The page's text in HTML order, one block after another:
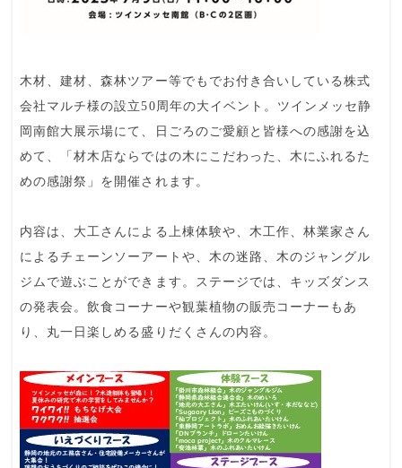
木材、建材、森林ツアー等でもでお付き合いしている株式
会社マルチ様の設立50周年の大イベント。ツインメッセ静
岡南館大展示場にて、日ごろのご愛顧と皆様への感謝を込
めて、「材木店ならではの木にこだわった、木にふれるた
めの感謝祭」を開催されます。
内容は、大工さんによる上棟体験や、木工作、林業家さん
によるチェーンソーアートや、木の迷路、木のジャングル
ジムで遊ぶことができます。ステージでは、キッズダンス
の発表会。飲食コーナーや観葉植物の販売コーナーもあ
り、丸一日楽しめる盛りだくさんの内容。